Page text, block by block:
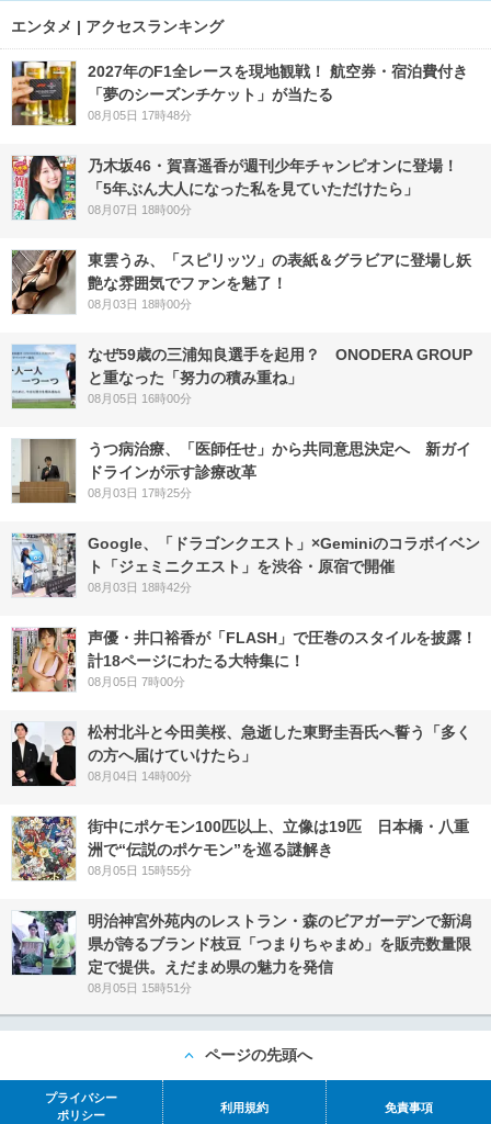
エンタメ | アクセスランキング
2027年のF1全レースを現地観戦！ 航空券・宿泊費付き
「夢のシーズンチケット」が当たる
08月05日 17時48分
乃木坂46・賀喜遥香が週刊少年チャンピオンに登場！
「5年ぶん大人になった私を見ていただけたら」
08月07日 18時00分
東雲うみ、「スピリッツ」の表紙＆グラビアに登場し妖
艶な雰囲気でファンを魅了！
08月03日 18時00分
なぜ59歳の三浦知良選手を起用？ ONODERA GROUP
と重なった「努力の積み重ね」
08月05日 16時00分
うつ病治療、「医師任せ」から共同意思決定へ 新ガイ
ドラインが示す診療改革
08月03日 17時25分
Google、「ドラゴンクエスト」×Geminiのコラボイベン
ト「ジェミニクエスト」を渋谷・原宿で開催
08月03日 18時42分
声優・井口裕香が「FLASH」で圧巻のスタイルを披露！
計18ページにわたる大特集に！
08月05日 7時00分
松村北斗と今田美桜、急逝した東野圭吾氏へ誓う「多く
の方へ届けていけたら」
08月04日 14時00分
街中にポケモン100匹以上、立像は19匹 日本橋・八重
洲で“伝説のポケモン”を巡る謎解き
08月05日 15時55分
明治神宮外苑内のレストラン・森のビアガーデンで新潟
県が誇るブランド枝豆「つまりちゃまめ」を販売数量限
定で提供。えだまめ県の魅力を発信
08月05日 15時51分
ページの先頭へ
プライバシー
ポリシー
利用規約 免責事項